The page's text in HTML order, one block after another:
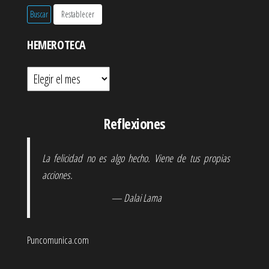
HEMEROTECA
Hemeroteca
Reflexiones
La felicidad no es algo hecho. Viene de tus propias
acciones.
— Dalai Lama
Puncomunica.com